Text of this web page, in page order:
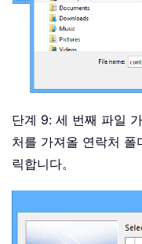
단계 9: 세 번째 파일
처를 가져올 연락처
릭합니다。